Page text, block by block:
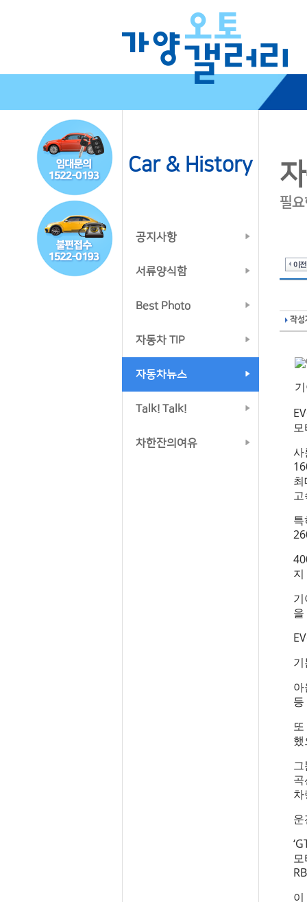
Car & History
공지사항
서류양식함
Best Photo
자동차 TIP
자동차뉴스
Talk! Talk!
차한잔의여유
필
작성
사